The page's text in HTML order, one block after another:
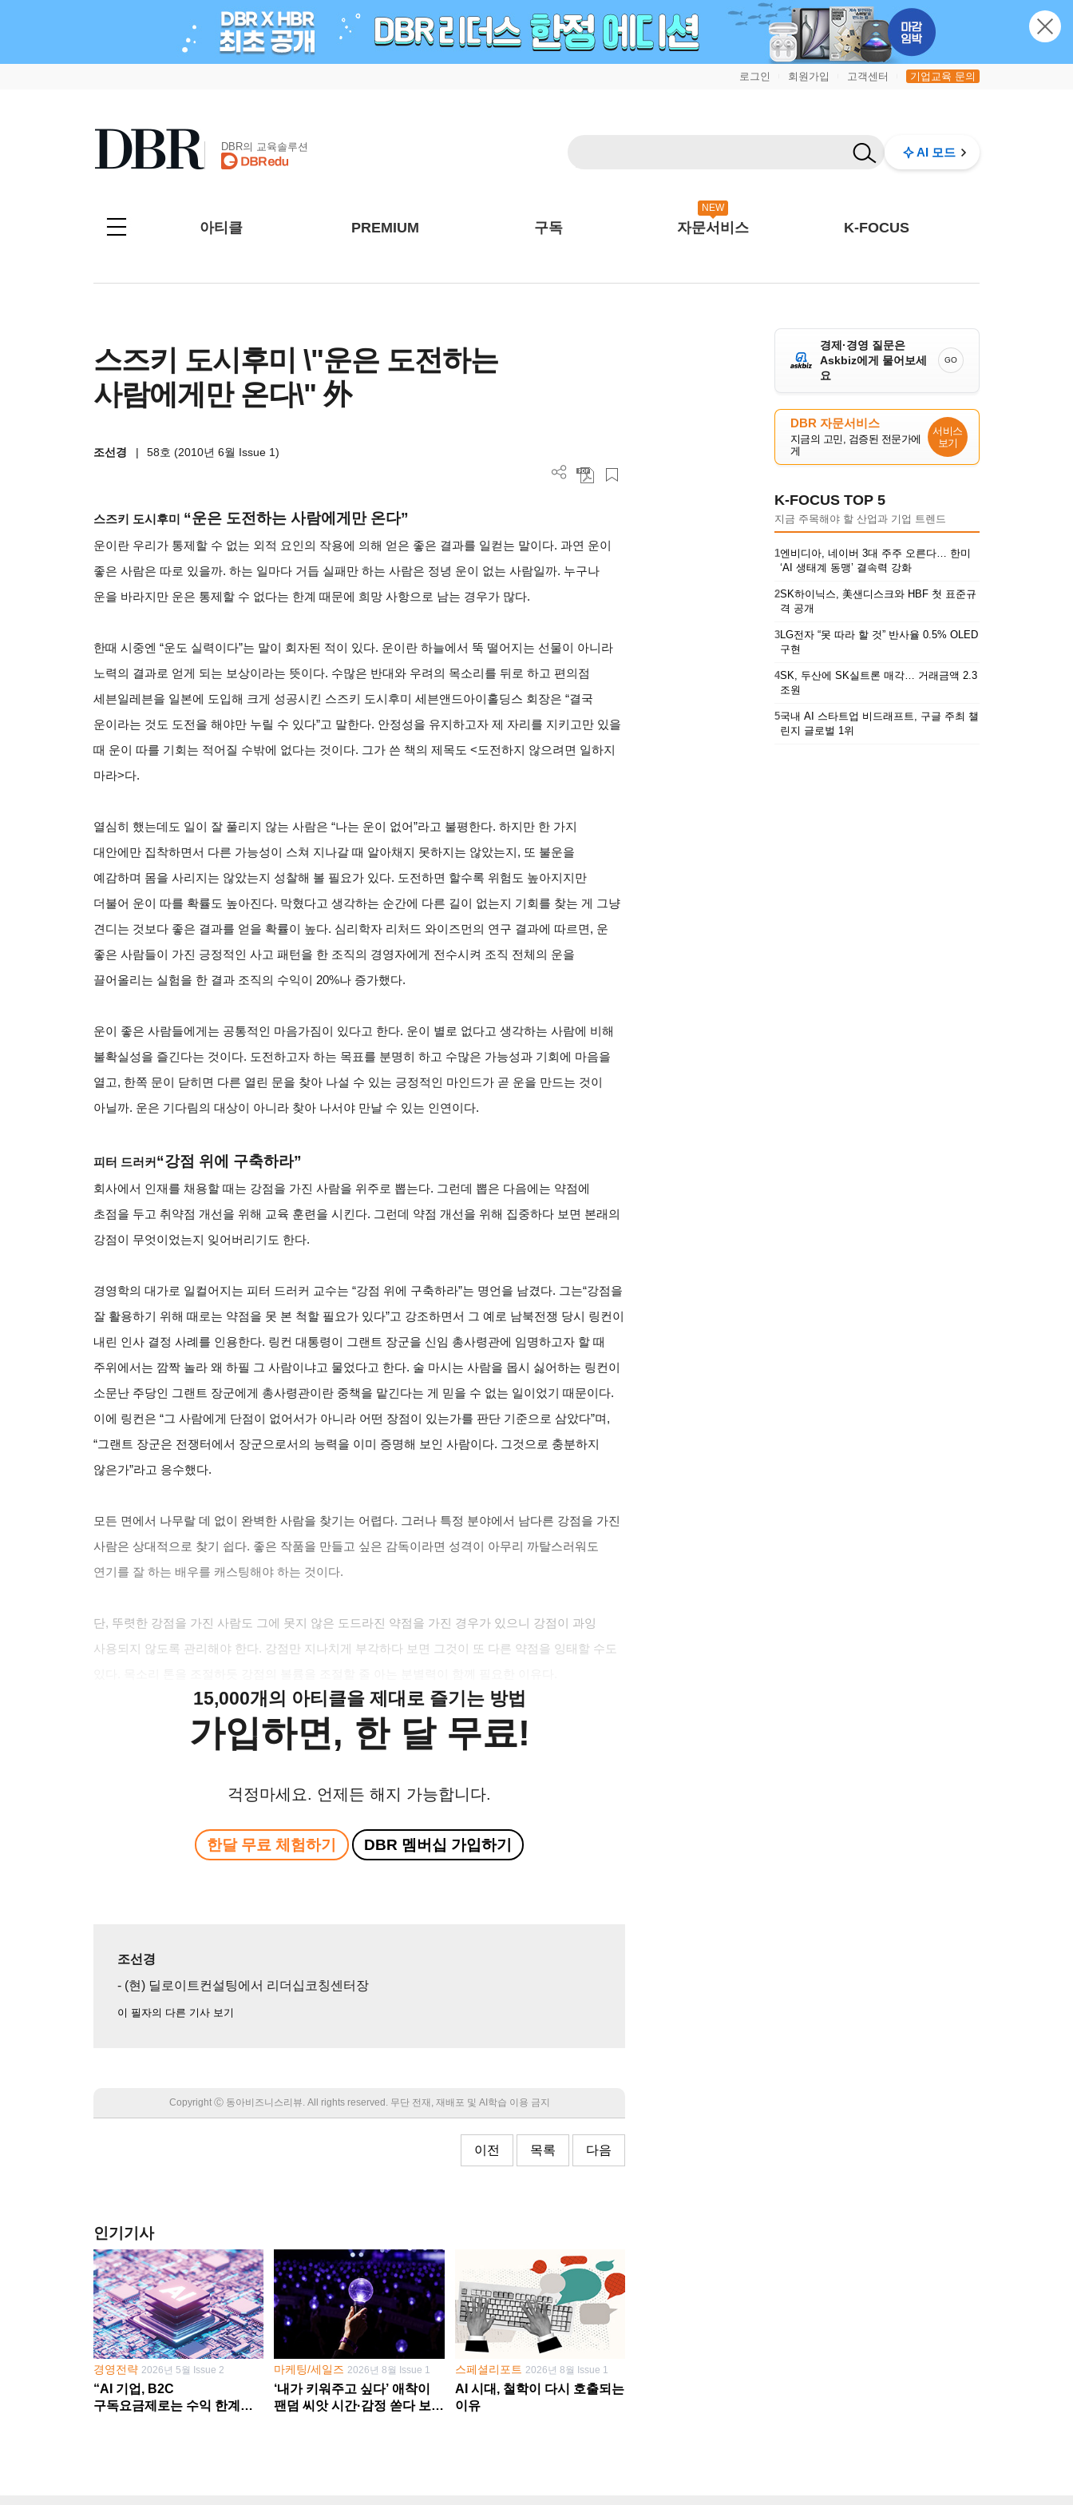
로그인 회원가입 고객센터 기업교육 문의
DBR의 교육솔루션 AI 모드
아티클 PREMIUM 구독
NEW
자문서비스 K-FOCUS
스즈키 도시후미 \"운은 도전하는
사람에게만 온다\" 外
조선경 | 58호 (2010년 6월 Issue 1)
스즈키 도시후미 “운은 도전하는 사람에게만 온다”
운이란 우리가 통제할 수 없는 외적 요인의 작용에 의해 얻은 좋은 결과를 일컫는 말이다. 과연 운이
좋은 사람은 따로 있을까. 하는 일마다 거듭 실패만 하는 사람은 정녕 운이 없는 사람일까. 누구나
운을 바라지만 운은 통제할 수 없다는 한계 때문에 희망 사항으로 남는 경우가 많다.
한때 시중엔 “운도 실력이다”는 말이 회자된 적이 있다. 운이란 하늘에서 뚝 떨어지는 선물이 아니라
노력의 결과로 얻게 되는 보상이라는 뜻이다. 수많은 반대와 우려의 목소리를 뒤로 하고 편의점
세븐일레븐을 일본에 도입해 크게 성공시킨 스즈키 도시후미 세븐앤드아이홀딩스 회장은 “결국
운이라는 것도 도전을 해야만 누릴 수 있다”고 말한다. 안정성을 유지하고자 제 자리를 지키고만 있을
때 운이 따를 기회는 적어질 수밖에 없다는 것이다. 그가 쓴 책의 제목도 <도전하지 않으려면 일하지
마라>다.
열심히 했는데도 일이 잘 풀리지 않는 사람은 “나는 운이 없어”라고 불평한다. 하지만 한 가지
대안에만 집착하면서 다른 가능성이 스쳐 지나갈 때 알아채지 못하지는 않았는지, 또 불운을
예감하며 몸을 사리지는 않았는지 성찰해 볼 필요가 있다. 도전하면 할수록 위험도 높아지지만
더불어 운이 따를 확률도 높아진다. 막혔다고 생각하는 순간에 다른 길이 없는지 기회를 찾는 게 그냥
견디는 것보다 좋은 결과를 얻을 확률이 높다. 심리학자 리처드 와이즈먼의 연구 결과에 따르면, 운
좋은 사람들이 가진 긍정적인 사고 패턴을 한 조직의 경영자에게 전수시켜 조직 전체의 운을
끌어올리는 실험을 한 결과 조직의 수익이 20%나 증가했다.
운이 좋은 사람들에게는 공통적인 마음가짐이 있다고 한다. 운이 별로 없다고 생각하는 사람에 비해
불확실성을 즐긴다는 것이다. 도전하고자 하는 목표를 분명히 하고 수많은 가능성과 기회에 마음을
열고, 한쪽 문이 닫히면 다른 열린 문을 찾아 나설 수 있는 긍정적인 마인드가 곧 운을 만드는 것이
아닐까. 운은 기다림의 대상이 아니라 찾아 나서야 만날 수 있는 인연이다.
피터 드러커“강점 위에 구축하라”
회사에서 인재를 채용할 때는 강점을 가진 사람을 위주로 뽑는다. 그런데 뽑은 다음에는 약점에
초점을 두고 취약점 개선을 위해 교육 훈련을 시킨다. 그런데 약점 개선을 위해 집중하다 보면 본래의
강점이 무엇이었는지 잊어버리기도 한다.
경영학의 대가로 일컬어지는 피터 드러커 교수는 “강점 위에 구축하라”는 명언을 남겼다. 그는“강점을
잘 활용하기 위해 때로는 약점을 못 본 척할 필요가 있다”고 강조하면서 그 예로 남북전쟁 당시 링컨이
내린 인사 결정 사례를 인용한다. 링컨 대통령이 그랜트 장군을 신임 총사령관에 임명하고자 할 때
주위에서는 깜짝 놀라 왜 하필 그 사람이냐고 물었다고 한다. 술 마시는 사람을 몹시 싫어하는 링컨이
소문난 주당인 그랜트 장군에게 총사령관이란 중책을 맡긴다는 게 믿을 수 없는 일이었기 때문이다.
이에 링컨은 “그 사람에게 단점이 없어서가 아니라 어떤 장점이 있는가를 판단 기준으로 삼았다”며,
“그랜트 장군은 전쟁터에서 장군으로서의 능력을 이미 증명해 보인 사람이다. 그것으로 충분하지
않은가”라고 응수했다.
모든 면에서 나무랄 데 없이 완벽한 사람을 찾기는 어렵다. 그러나 특정 분야에서 남다른 강점을 가진
사람은 상대적으로 찾기 쉽다. 좋은 작품을 만들고 싶은 감독이라면 성격이 아무리 까탈스러워도
연기를 잘 하는 배우를 캐스팅해야 하는 것이다.
단, 뚜렷한 강점을 가진 사람도 그에 못지 않은 도드라진 약점을 가진 경우가 있으니 강점이 과잉
사용되지 않도록 관리해야 한다. 강점만 지나치게 부각하다 보면 그것이 또 다른 약점을 잉태할 수도
15,000개의 아티클을 제대로 즐기는 방법
가입하면, 한 달 무료!
걱정마세요. 언제든 해지 가능합니다.
한달 무료 체험하기 DBR 멤버십 가입하기
조선경
- (현) 딜로이트컨설팅에서 리더십코칭센터장
이 필자의 다른 기사 보기
Copyright Ⓒ 동아비즈니스리뷰. All rights reserved. 무단 전재, 재배포 및 AI학습 이용 금지
이전 목록 다음
인기기사
경영전략 2026년 5월 Issue 2
“AI 기업, B2C
구독요금제로는 수익 한계
마케팅/세일즈 2026년 8월 Issue 1
‘내가 키워주고 싶다’ 애착이
팬덤 씨앗 시간·감정 쏟다 보면
스페셜리포트 2026년 8월 Issue 1
AI 시대, 철학이 다시 호출되는
이유
경제·경영 질문은
Askbiz에게 물어보세
요
GO
DBR 자문서비스
지금의 고민, 검증된 전문가에
게
서비스
보기
K-FOCUS TOP 5
지금 주목해야 할 산업과 기업 트렌드
1엔비디아, 네이버 3대 주주 오른다… 한미
‘AI 생태계 동맹’ 결속력 강화
2SK하이닉스, 美샌디스크와 HBF 첫 표준규
격 공개
3LG전자 “못 따라 할 것” 반사율 0.5% OLED
구현
4SK, 두산에 SK실트론 매각… 거래금액 2.3
조원
5국내 AI 스타트업 비드래프트, 구글 주최 챌
린지 글로벌 1위